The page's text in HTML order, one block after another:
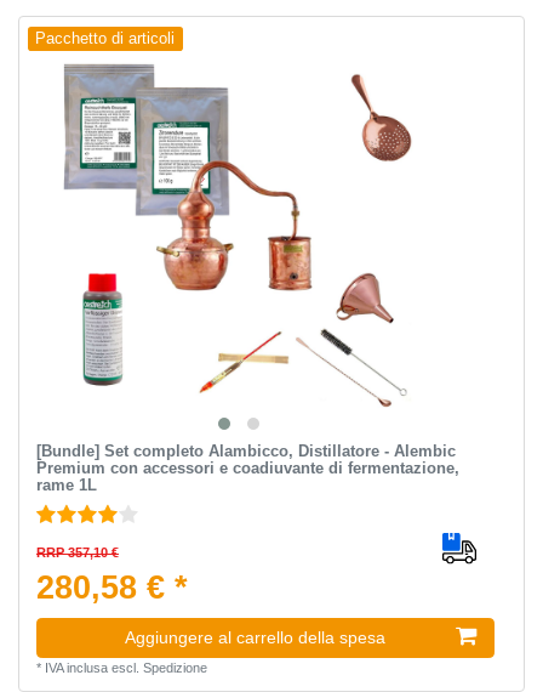
Pacchetto di articoli
[Bundle] Set completo Alambicco, Distillatore - Alembic
Premium con accessori e coadiuvante di fermentazione,
rame 1L
RRP 357,10 €
280,58 € *
Aggiungere al carrello della spesa
* IVA inclusaescl. Spedizione